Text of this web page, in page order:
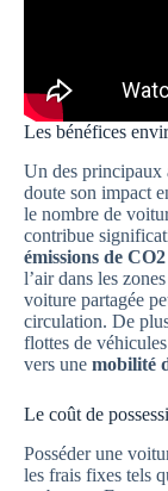
Les bénéfices
Un des principaux
doute son impact
le nombre de
contribue
émissions de CO2
l’air dans les
voiture partagée
circulation. De
flottes de
vers une mobilité
Le coût de
Posséder une
les frais fixes tels